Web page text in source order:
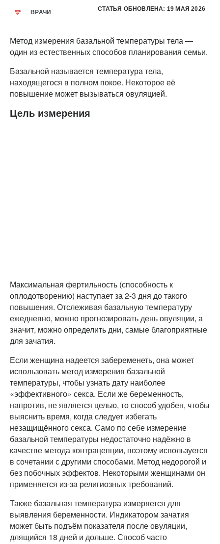
ВРАЧИ СТАТЬЯ ОБНОВЛЕНА: 19 МАЯ 2026
Метод измерения базальной температуры тела —
один из естественных способов планирования семьи.
Базальной называется температура тела,
находящегося в полном покое. Некоторое её
повышение может вызываться овуляцией.
Цель измерения
Максимальная фертильность (способность к
оплодотворению) наступает за 2-3 дня до такого
повышения. Отслеживая базальную температуру
ежедневно, можно прогнозировать день овуляции, а
значит, можно определить дни, самые благоприятные
для зачатия.
Если женщина надеется забеременеть, она может
использовать метод измерения базальной
температуры, чтобы узнать дату наиболее
«эффективного» секса. Если же беременность,
напротив, не является целью, то способ удобен, чтобы
выяснить время, когда следует избегать
незащищённого секса. Само по себе измерение
базальной температуры недостаточно надёжно в
качестве метода контрацепции, поэтому используется
в сочетании с другими способами. Метод недорогой и
без побочных эффектов. Некоторыми женщинами он
применяется из-за религиозных требований.
Также базальная температура измеряется для
выявления беременности. Индикатором зачатия
может быть подъём показателя после овуляции,
длящийся 18 дней и дольше. Способ часто